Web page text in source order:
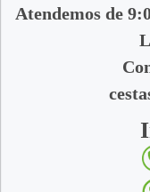
Atendemos de